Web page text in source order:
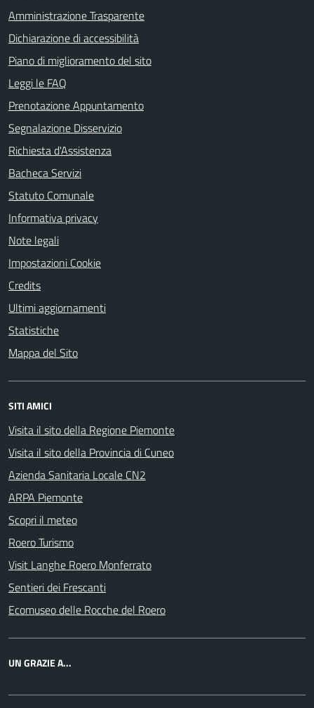
Amministrazione Trasparente
Dichiarazione di accessibilità
Piano di miglioramento del sito
Leggi le FAQ
Prenotazione Appuntamento
Segnalazione Disservizio
Richiesta d'Assistenza
Bacheca Servizi
Statuto Comunale
Informativa privacy
Note legali
Impostazioni Cookie
Credits
Ultimi aggiornamenti
Statistiche
Mappa del Sito
SITI AMICI
Visita il sito della Regione Piemonte
Visita il sito della Provincia di Cuneo
Azienda Sanitaria Locale CN2
ARPA Piemonte
Scopri il meteo
Roero Turismo
Visit Langhe Roero Monferrato
Sentieri dei Frescanti
Ecomuseo delle Rocche del Roero
UN GRAZIE A...